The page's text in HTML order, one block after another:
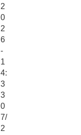
2
0
2
6
-
1
4:
3
3
0
7/
2